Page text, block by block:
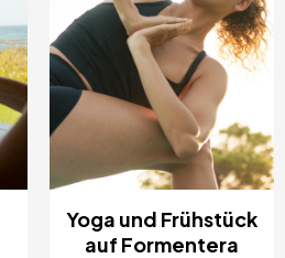
Yoga und Frühstück
auf Formentera